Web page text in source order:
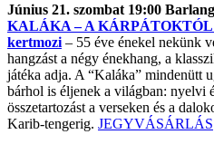
Június 21. szombat 19:00
KALÁKA – A
kertmozi – 55 éve énekel nekünk
hangzást a négy énekhang, a
játéka adja. A “Kaláka” mindenütt
bárhol is éljenek a világban: nyelvi
összetartozást a verseken és a
Karib-tengerig. JEGYVÁSÁRLÁS